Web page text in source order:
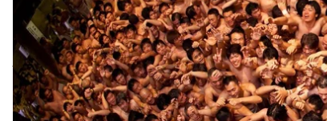
близько 10 тисяч учасників-чоловіків, які
шкарпетки «табі».
Подія відбувається в храмі Сайдайджі
території храму і обливають себе холодною